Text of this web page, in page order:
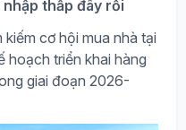
thấp đây rồi
cơ hội mua nhà tại
hoạch triển khai hàng
giai đoạn 2026-